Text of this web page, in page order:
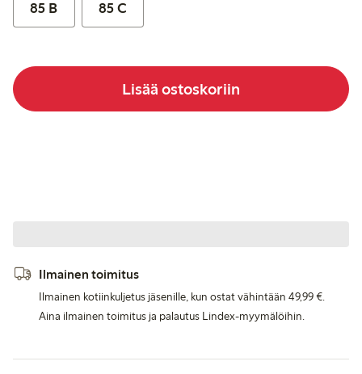
85 B 85 C
Lisää ostoskoriin
Ilmainen toimitus
Ilmainen kotiinkuljetus jäsenille, kun ostat vähintään 49,99 €.
Aina ilmainen toimitus ja palautus Lindex-myymälöihin.